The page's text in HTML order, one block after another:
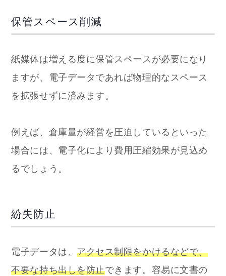
保管スペース削減
紙媒体は増える度に保管スペースが必要になり
ますが、電子データであれば物理的なスペース
を拡張せずに済みます。
例えば、倉庫量が経営を圧迫しているといった
場合には、電子化により費用圧縮効果が見込め
るでしょう。
紛失防止
電子データは、アクセス制限をかけるなどで、
不要な持ち出しを防止できます。容易に文書の